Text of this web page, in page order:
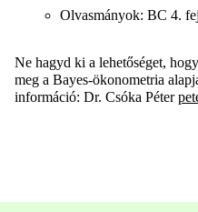
Olvasmányok: BC 4.
Ne hagyd ki a lehetőséget,
meg a Bayes-ökonometria
információ: Dr. Csóka Péter